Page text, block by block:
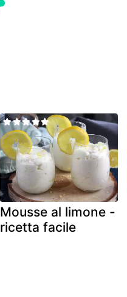
Mousse al limone -
ricetta facile